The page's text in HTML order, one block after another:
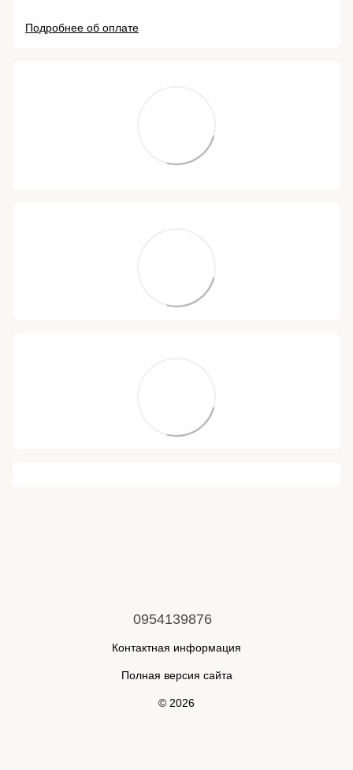
Подробнее об оплате
0954139876
Контактная информация
Полная версия сайта
© 2026